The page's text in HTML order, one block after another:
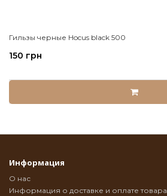
Гильзы черные Hocus black 500
150 грн
Информация
О нас
Информация о доставке и оплате товара